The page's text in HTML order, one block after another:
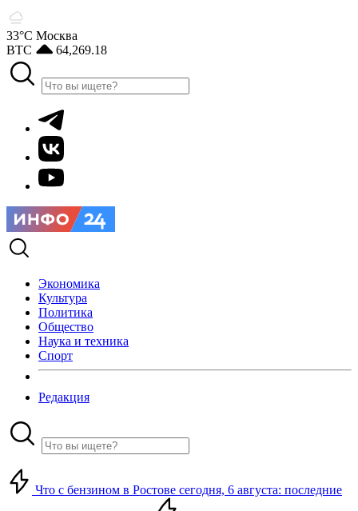
33°С Москва
BTC
64,269.18
Экономика
Культура
Политика
Общество
Наука и техника
Спорт
Редакция
Что с бензином в Ростове сегодня, 6 августа: последние